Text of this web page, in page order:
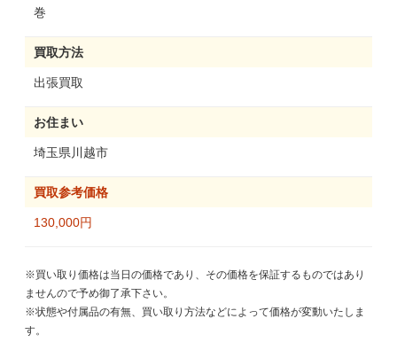
巻
買取方法
出張買取
お住まい
埼玉県川越市
買取参考価格
130,000円
※買い取り価格は当日の価格であり、その価格を保証するものではあり
ませんので予め御了承下さい。
※状態や付属品の有無、買い取り方法などによって価格が変動いたしま
す。